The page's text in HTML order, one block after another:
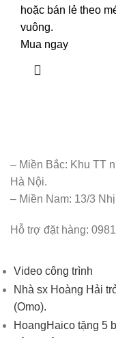
hoặc bán lẻ theo
vuông.
Mua ngay
– Miền Bắc: Khu TT
Hà Nội.
– Miền Nam: 13/3
Hỗ trợ đặt hàng:
Video công trình
Nhà sx Hoàng Hải
(Omo).
HoangHaico tặng 5